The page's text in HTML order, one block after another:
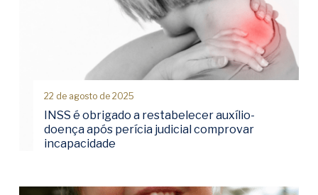
22 de agosto de 2025
INSS é obrigado a restabelecer auxílio-
doença após perícia judicial comprovar
incapacidade